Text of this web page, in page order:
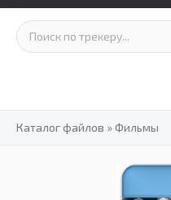
Каталог файлов »Фильмы